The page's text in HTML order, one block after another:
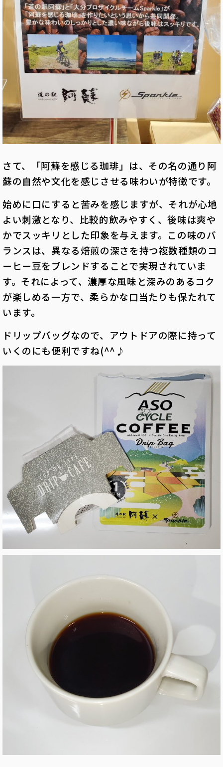
さて、「阿蘇を感じる珈琲」は、その名の通り阿
蘇の自然や文化を感じさせる味わいが特徴です。
始めに口にすると苦みを感じますが、それが心地
よい刺激となり、比較的飲みやすく、後味は爽や
かでスッキリとした印象を与えます。この味のバ
ランスは、異なる焙煎の深さを持つ複数種類のコ
ーヒー豆をブレンドすることで実現されていま
す。それによって、濃厚な風味と深みのあるコク
が楽しめる一方で、柔らかな口当たりも保たれて
います。
ドリップバッグなので、アウトドアの際に持って
いくのにも便利ですね(^^♪